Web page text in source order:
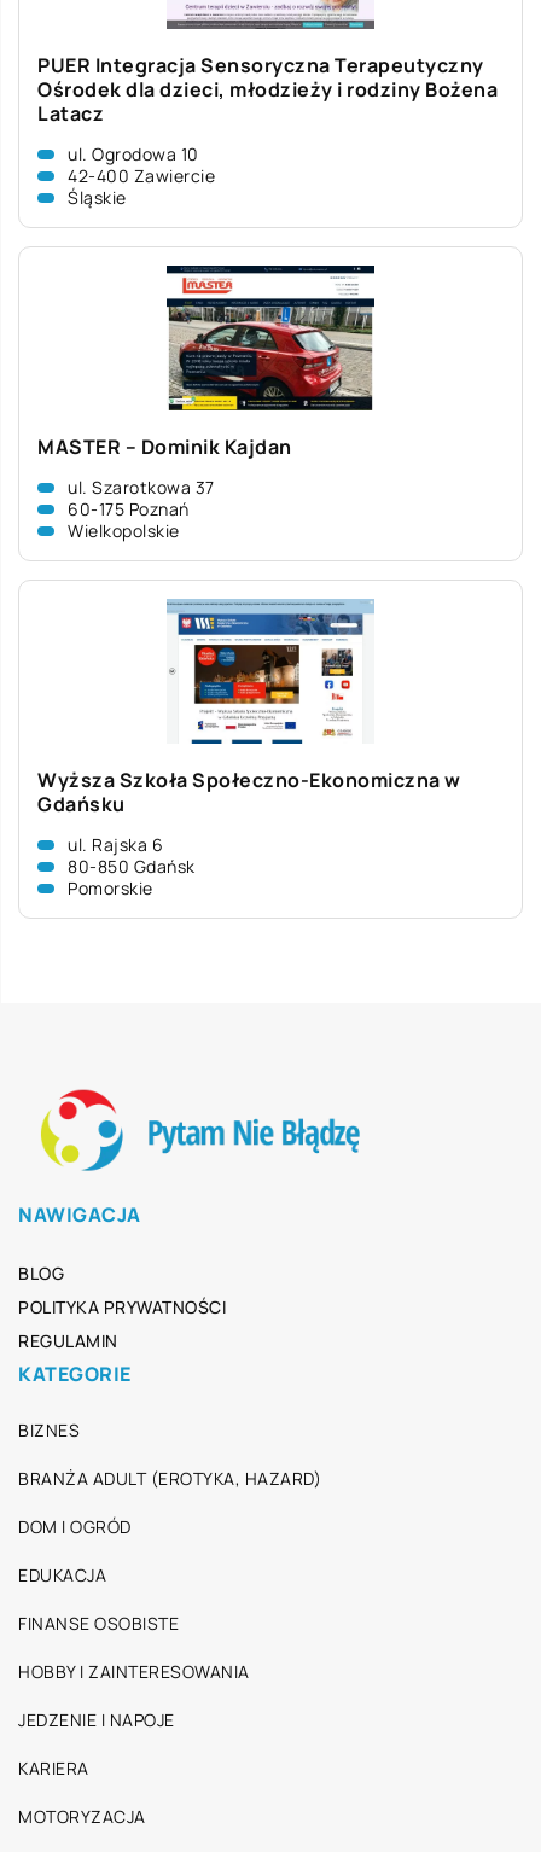
PUER Integracja Sensoryczna Terapeutyczny
Ośrodek dla dzieci, młodzieży i rodziny Bożena
Latacz
ul. Ogrodowa 10
42-400 Zawiercie
Śląskie
MASTER – Dominik Kajdan
ul. Szarotkowa 37
60-175 Poznań
Wielkopolskie
Wyższa Szkoła Społeczno-Ekonomiczna w
Gdańsku
ul. Rajska 6
80-850 Gdańsk
Pomorskie
NAWIGACJA
BLOG
POLITYKA PRYWATNOŚCI
REGULAMIN
KATEGORIE
BIZNES
BRANŻA ADULT (EROTYKA, HAZARD)
DOM I OGRÓD
EDUKACJA
FINANSE OSOBISTE
HOBBY I ZAINTERESOWANIA
JEDZENIE I NAPOJE
KARIERA
MOTORYZACJA